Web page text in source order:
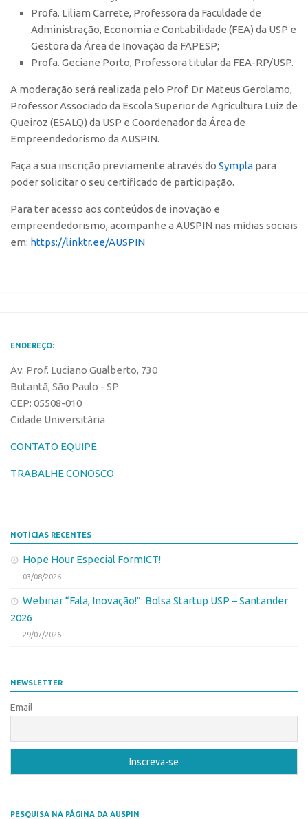
Conexão USP
Conexão Inter-USP
Leis e Normas
Portal do Inventor
Inteligência Competitiva
Editais
EMBRAPIIs
CEPIX
CPEs
PRPI/USP
Agenda AUSPIN
Fala Inovação
Edição 2025
Edição 2021
Inovação em Números
Propriedade Intelectual
Como solicitar
Portal do Inventor
Profa. Liliam Carrete, Professora da Faculdade de
Administração, Economia e Contabilidade (FEA) da USP e
Gestora da Área de Inovação da FAPESP;
Profa. Geciane Porto, Professora titular da FEA-RP/USP.
A moderação será realizada pelo Prof. Dr. Mateus Gerolamo,
Professor Associado da Escola Superior de Agricultura Luiz de
Queiroz (ESALQ) da USP e Coordenador da Área de
Empreendedorismo da AUSPIN.
Faça a sua inscrição previamente através do Sympla para
poder solicitar o seu certificado de participação.
Para ter acesso aos conteúdos de inovação e
empreendedorismo, acompanhe a AUSPIN nas mídias sociais
em: https://linktr.ee/AUSPIN
ENDEREÇO:
Av. Prof. Luciano Gualberto, 730
Butantã, São Paulo - SP
CEP: 05508-010
Cidade Universitária
CONTATO EQUIPE
TRABALHE CONOSCO
NOTÍCIAS RECENTES
Hope Hour Especial FormICT!
03/08/2026
Webinar “Fala, Inovação!”: Bolsa Startup USP – Santander
2026
29/07/2026
NEWSLETTER
Email
PESQUISA NA PÁGINA DA AUSPIN